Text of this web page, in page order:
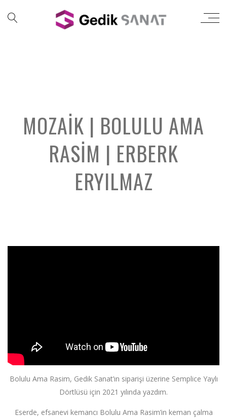
MOZAIK | BOLULU AMA
RASIM | ERBERK
ERYILMAZ
Bolulu Ama Rasim, Gedik Sanat’ın siparişi üzerine Semplice Yaylı
Dörtlüsü için 2021 yılında yazdım.
Eserde, efsanevi kemancı Bolulu Ama Rasim’in keman çalma